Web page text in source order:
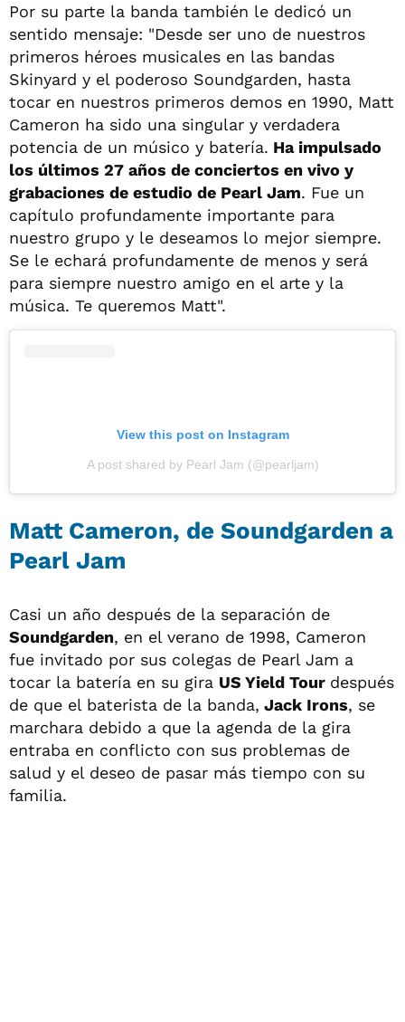
Por su parte la banda también le dedicó un
sentido mensaje: "Desde ser uno de nuestros
primeros héroes musicales en las bandas
Skinyard y el poderoso Soundgarden, hasta
tocar en nuestros primeros demos en 1990, Matt
Cameron ha sido una singular y verdadera
potencia de un músico y batería. Ha impulsado
los últimos 27 años de conciertos en vivo y
grabaciones de estudio de Pearl Jam. Fue un
capítulo profundamente importante para
nuestro grupo y le deseamos lo mejor siempre.
Se le echará profundamente de menos y será
para siempre nuestro amigo en el arte y la
música. Te queremos Matt".
View this post on Instagram
A post shared by Pearl Jam (@pearljam)
Matt Cameron, de Soundgarden a
Pearl Jam
Casi un año después de la separación de
Soundgarden, en el verano de 1998, Cameron
fue invitado por sus colegas de Pearl Jam a
tocar la batería en su gira US Yield Tour después
de que el baterista de la banda, Jack Irons, se
marchara debido a que la agenda de la gira
entraba en conflicto con sus problemas de
salud y el deseo de pasar más tiempo con su
familia.